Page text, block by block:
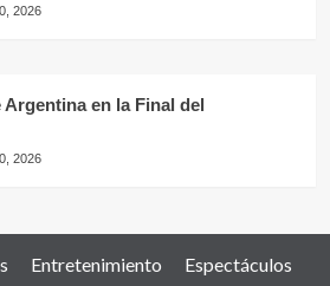
2026
Argentina en la Final del
2026
Entretenimiento
Espectáculos